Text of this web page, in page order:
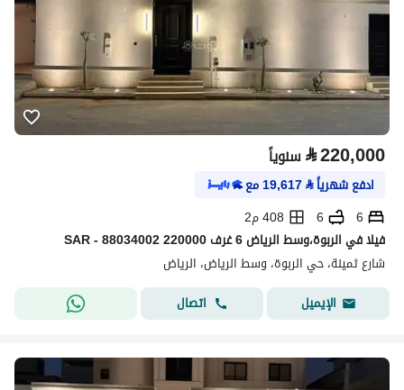
⃁220,000 سنوياً
ادفع شهرياً⃁
19,617مع
6
6
408 م2
فیلا في الربوة،وسط الرياض 6 غرف 220000 SAR - 88034002
شارع ثمينة، حي الربوة، وسط الرياض، الرياض
الإيميل
اتصال